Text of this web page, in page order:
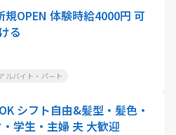
OPEN 体験時給4000円 可
る
ルバイト・パート
シフト自由&髪型・髪色・
学生・主婦 夫 大歓迎